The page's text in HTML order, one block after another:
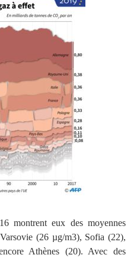
montrent eux des moyennes
(26 µg/m3), Sofia (22),
Athènes (20). Avec des